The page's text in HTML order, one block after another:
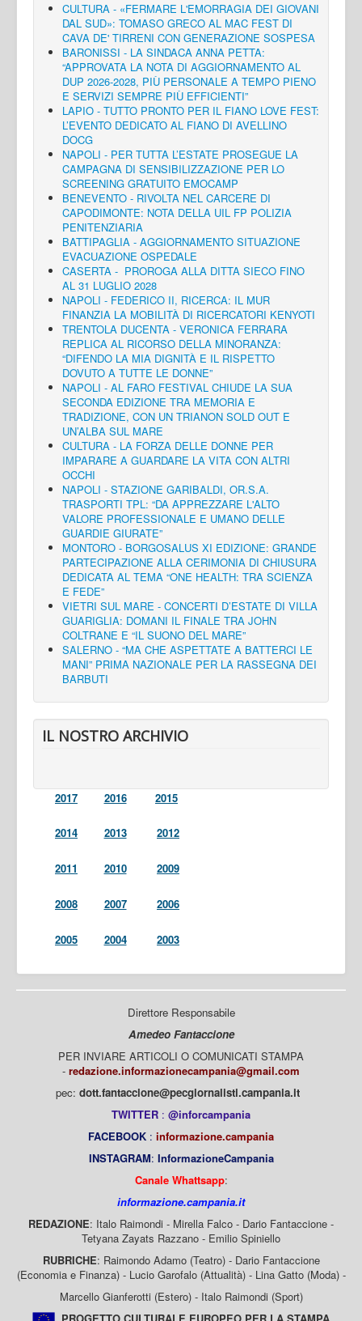
CULTURA - «FERMARE L'EMORRAGIA DEI GIOVANI
DAL SUD»: TOMASO GRECO AL MAC FEST DI
CAVA DE' TIRRENI CON GENERAZIONE SOSPESA
BARONISSI - LA SINDACA ANNA PETTA:
“APPROVATA LA NOTA DI AGGIORNAMENTO AL
DUP 2026-2028, PIÙ PERSONALE A TEMPO PIENO
E SERVIZI SEMPRE PIÙ EFFICIENTI”
LAPIO - TUTTO PRONTO PER IL FIANO LOVE FEST:
L’EVENTO DEDICATO AL FIANO DI AVELLINO
DOCG
NAPOLI - PER TUTTA L’ESTATE PROSEGUE LA
CAMPAGNA DI SENSIBILIZZAZIONE PER LO
SCREENING GRATUITO EMOCAMP
BENEVENTO - RIVOLTA NEL CARCERE DI
CAPODIMONTE: NOTA DELLA UIL FP POLIZIA
PENITENZIARIA
BATTIPAGLIA - AGGIORNAMENTO SITUAZIONE
EVACUAZIONE OSPEDALE
CASERTA - PROROGA ALLA DITTA SIECO FINO
AL 31 LUGLIO 2028
NAPOLI - FEDERICO II, RICERCA: IL MUR
FINANZIA LA MOBILITÀ DI RICERCATORI KENYOTI
TRENTOLA DUCENTA - VERONICA FERRARA
REPLICA AL RICORSO DELLA MINORANZA:
“DIFENDO LA MIA DIGNITÀ E IL RISPETTO
DOVUTO A TUTTE LE DONNE”
NAPOLI - AL FARO FESTIVAL CHIUDE LA SUA
SECONDA EDIZIONE TRA MEMORIA E
TRADIZIONE, CON UN TRIANON SOLD OUT E
UN’ALBA SUL MARE
CULTURA - LA FORZA DELLE DONNE PER
IMPARARE A GUARDARE LA VITA CON ALTRI
OCCHI
NAPOLI - STAZIONE GARIBALDI, OR.S.A.
TRASPORTI TPL: “DA APPREZZARE L'ALTO
VALORE PROFESSIONALE E UMANO DELLE
GUARDIE GIURATE”
MONTORO - BORGOSALUS XI EDIZIONE: GRANDE
PARTECIPAZIONE ALLA CERIMONIA DI CHIUSURA
DEDICATA AL TEMA “ONE HEALTH: TRA SCIENZA
E FEDE”
VIETRI SUL MARE - CONCERTI D’ESTATE DI VILLA
GUARIGLIA: DOMANI IL FINALE TRA JOHN
COLTRANE E “IL SUONO DEL MARE”
SALERNO - “MA CHE ASPETTATE A BATTERCI LE
MANI” PRIMA NAZIONALE PER LA RASSEGNA DEI
BARBUTI
IL NOSTRO ARCHIVIO
2017 2016 2015
2014 2013 2012
2011 2010 2009
2008 2007 2006
2005 2004 2003
Direttore Responsabile
Amedeo Fantaccione
PER INVIARE ARTICOLI O COMUNICATI STAMPA
- redazione.informazionecampania@gmail.com
pec: dott.fantaccione@pecgiornalisti.campania.it
TWITTER : @inforcampania
FACEBOOK : informazione.campania
INSTAGRAM: InformazioneCampania
Canale Whattsapp:
informazione.campania.it
REDAZIONE: Italo Raimondi - Mirella Falco - Dario Fantaccione -
Tetyana Zayats Razzano - Emilio Spiniello
RUBRICHE: Raimondo Adamo (Teatro) - Dario Fantaccione
(Economia e Finanza) - Lucio Garofalo (Attualità) - Lina Gatto (Moda) -
Marcello Gianferotti (Estero) - Italo Raimondi (Sport)